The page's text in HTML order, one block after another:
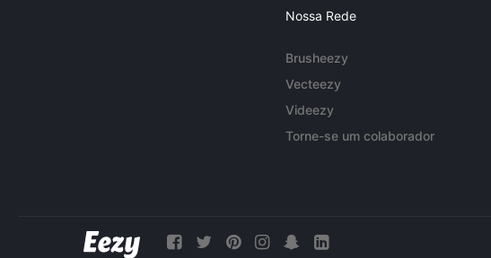
Nossa Rede
Brusheezy
Vecteezy
Videezy
Torne-se um colaborador